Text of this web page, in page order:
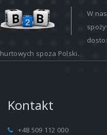
W
hurtowych spoza Polski.
Kontakt
+48 509 112 000